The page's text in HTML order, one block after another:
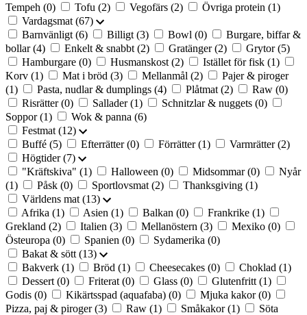
Tempeh (0) Tofu (2) Vegofärs (2) Övriga protein (1)
Vardagsmat (67)
Barnvänligt (6) Billigt (3) Bowl (0)
Burgare, biffar &
bollar(4) Enkelt & snabbt (2) Gratänger(2) Grytor(5)
Hamburgare (0) Husmanskost (2) Istället för fisk (1)
Korv (1) Mat i bröd (3) Mellanmål (2)
Pajer & piroger
(1)
Pasta, nudlar & dumplings (4) Plåtmat (2) Raw (0)
Risrätter(0) Sallader(1) Schnitzlar & nuggets (0)
Soppor(1) Wok & panna (6)
Festmat (12)
Buffé (5) Efterrätter(0) Förrätter(1) Varmrätter(2)
Högtider(7)
"Kräftskiva" (1) Halloween (0) Midsommar(0)
Nyår
(1)
Påsk (0) Sportlovsmat (2) Thanksgiving (1)
Världens mat (13)
Afrika (1) Asien (1) Balkan (0) Frankrike (1)
Grekland (2) Italien (3) Mellanöstern (3) Mexiko (0)
Östeuropa (0) Spanien (0) Sydamerika (0)
Bakat & sött (13)
Bakverk (1) Bröd (1) Cheesecakes (0) Choklad (1)
Dessert (0) Friterat (0) Glass (0) Glutenfritt (1)
Godis (0) Kikärtsspad (aquafaba) (0) Mjuka kakor(0)
Pizza, paj & piroger(3) Raw (1) Småkakor(1)
Söta